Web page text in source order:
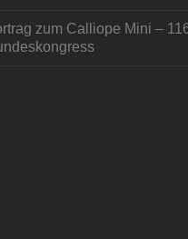
zum Calliope Mini –